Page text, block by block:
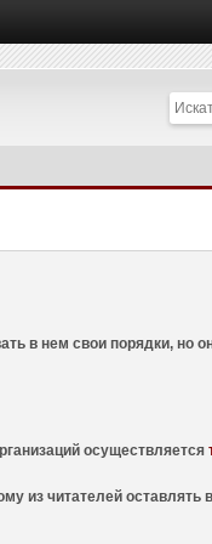
в нем свои порядки,
осуществляется
из читателей оставлять